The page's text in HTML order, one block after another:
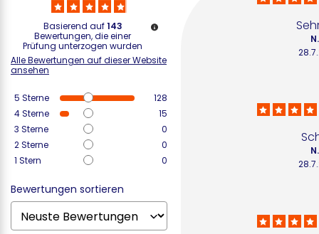
Basierend auf143
Bewertungen, die einer
Prüfung unterzogen wurden
Alle Bewertungen auf dieser Website
ansehen
5 Sterne
128
4Sterne
15
3 Sterne
0
2Sterne
0
1 Stern 0
Bewertungen sortieren